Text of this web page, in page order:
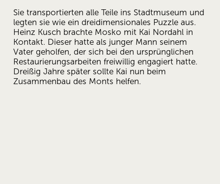
Sie transportierten alle Teile ins Stadtmuseum und
legten sie wie ein dreidimensionales Puzzle aus.
Heinz Kusch brachte Mosko mit Kai Nordahl in
Kontakt. Dieser hatte als junger Mann seinem
Vater geholfen, der sich bei den ursprünglichen
Restaurierungsarbeiten freiwillig engagiert hatte.
Dreißig Jahre später sollte Kai nun beim
Zusammenbau des Monts helfen.